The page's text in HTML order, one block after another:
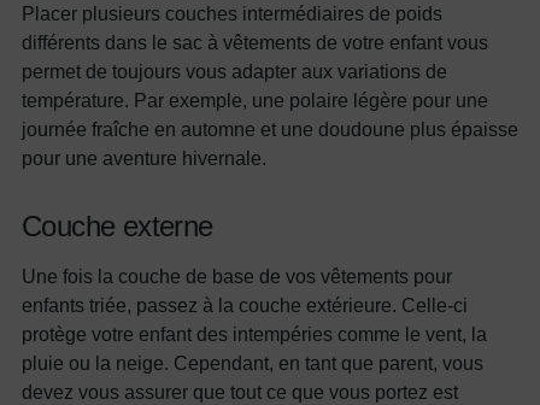
Placer plusieurs couches intermédiaires de poids
différents dans le sac à vêtements de votre enfant vous
permet de toujours vous adapter aux variations de
température. Par exemple, une polaire légère pour une
journée fraîche en automne et une doudoune plus épaisse
pour une aventure hivernale.
Couche externe
Une fois la couche de base de vos vêtements pour
enfants triée, passez à la couche extérieure. Celle-ci
protège votre enfant des intempéries comme le vent, la
pluie ou la neige. Cependant, en tant que parent, vous
devez vous assurer que tout ce que vous portez est